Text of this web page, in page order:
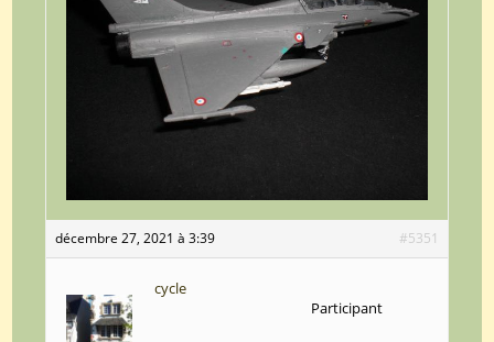
décembre 27, 2021 à 3:39 #5351
cycle
Participant